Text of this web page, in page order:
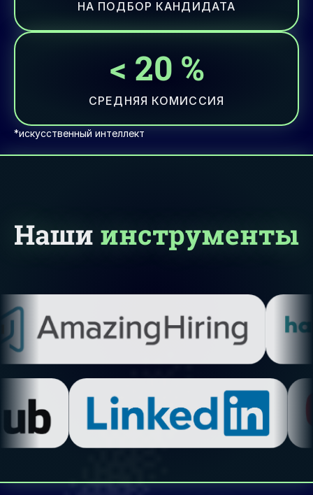
НА ПОДБОР КАНДИДАТА
< 20 %
СРЕДНЯЯ КОМИССИЯ
*искусственный интеллект
Наши инструменты